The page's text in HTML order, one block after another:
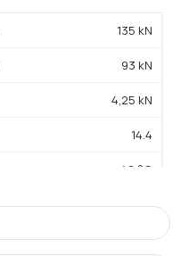
135 kN
93 kN
4,25 kN
14.4
-40 °C
120 °C